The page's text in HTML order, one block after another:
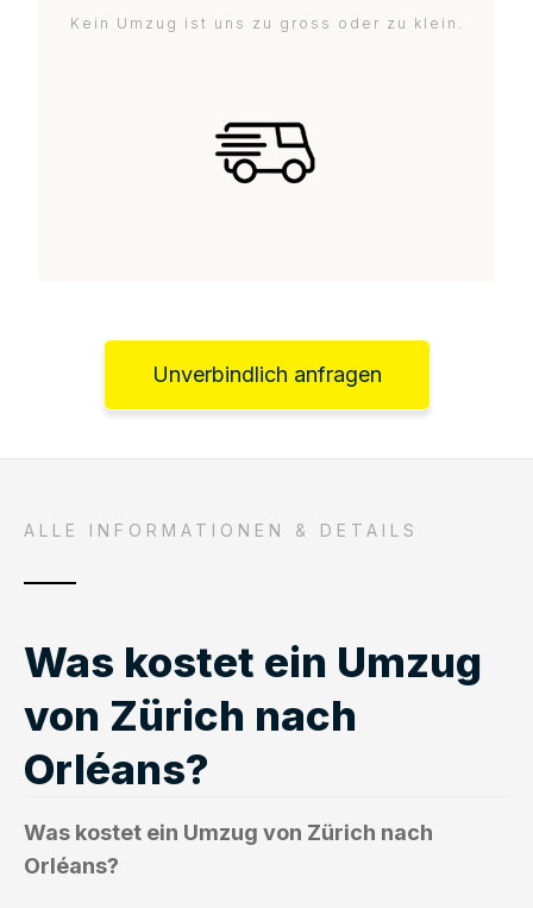
Kein Umzug ist uns zu gross oder zu klein.
Unverbindlich anfragen
ALLE INFORMATIONEN & DETAILS
Was kostet ein Umzug
von Zürich nach
Orléans?
Was kostet ein Umzug von Zürich nach
Orléans?